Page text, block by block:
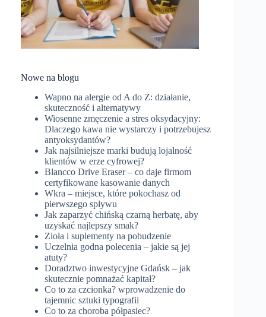
Nowe na blogu
Wapno na alergie od A do Z: działanie,
skuteczność i alternatywy
Wiosenne zmęczenie a stres oksydacyjny:
Dlaczego kawa nie wystarczy i potrzebujesz
antyoksydantów?
Jak najsilniejsze marki budują lojalność
klientów w erze cyfrowej?
Blancco Drive Eraser – co daje firmom
certyfikowane kasowanie danych
Wkra – miejsce, które pokochasz od
pierwszego spływu
Jak zaparzyć chińską czarną herbatę, aby
uzyskać najlepszy smak?
Zioła i suplementy na pobudzenie
Uczelnia godna polecenia – jakie są jej
atuty?
Doradztwo inwestycyjne Gdańsk – jak
skutecznie pomnażać kapitał?
Co to za czcionka? wprowadzenie do
tajemnic sztuki typografii
Co to za choroba półpasiec?